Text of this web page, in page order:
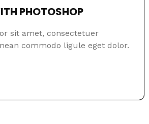
PHOTOSHOP
sit amet, consectetuer
commodo ligule eget dolor.